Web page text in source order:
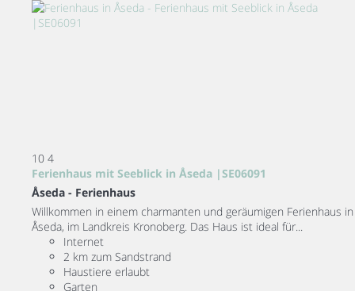
10 4
Ferienhaus mit Seeblick in Åseda |SE06091
Åseda - Ferienhaus
Willkommen in einem charmanten und geräumigen Ferienhaus in
Åseda, im Landkreis Kronoberg. Das Haus ist ideal für...
Internet
2 km zum Sandstrand
Haustiere erlaubt
Garten